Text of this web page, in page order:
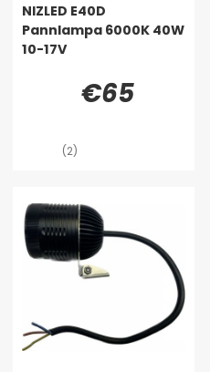
NIZLED E40D
Pannlampa 6000K 40W
10-17V
€65
(2)